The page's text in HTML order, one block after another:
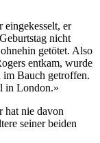
er
nicht
getötet. Also
entkam, wurde
im Bauch getroffen.
in London.»
hat nie davon
seiner beiden